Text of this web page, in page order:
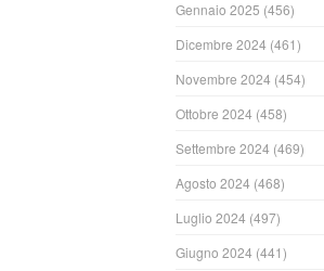
Gennaio 2025 (456)
Dicembre 2024 (461)
Novembre 2024 (454)
Ottobre 2024 (458)
Settembre 2024 (469)
Agosto 2024 (468)
Luglio 2024 (497)
Giugno 2024 (441)